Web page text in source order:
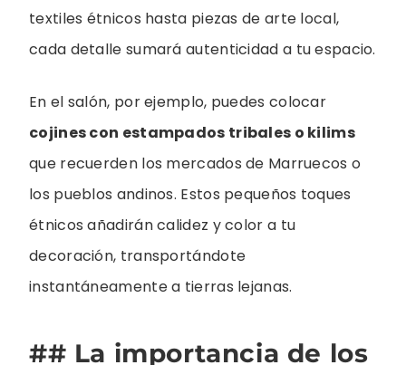
textiles étnicos hasta piezas de arte local,
cada detalle sumará autenticidad a tu espacio.
En el salón, por ejemplo, puedes colocar
cojines con estampados tribales o kilims
que recuerden los mercados de Marruecos o
los pueblos andinos. Estos pequeños toques
étnicos añadirán calidez y color a tu
decoración, transportándote
instantáneamente a tierras lejanas.
## La importancia de los